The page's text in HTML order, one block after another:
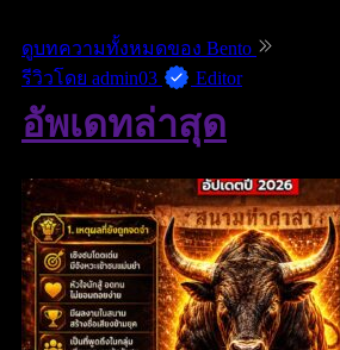
ดูบทความทั้งหมดของ Bento
รีวิวโดย admin03 Editor
อัพเดทล่าสุด